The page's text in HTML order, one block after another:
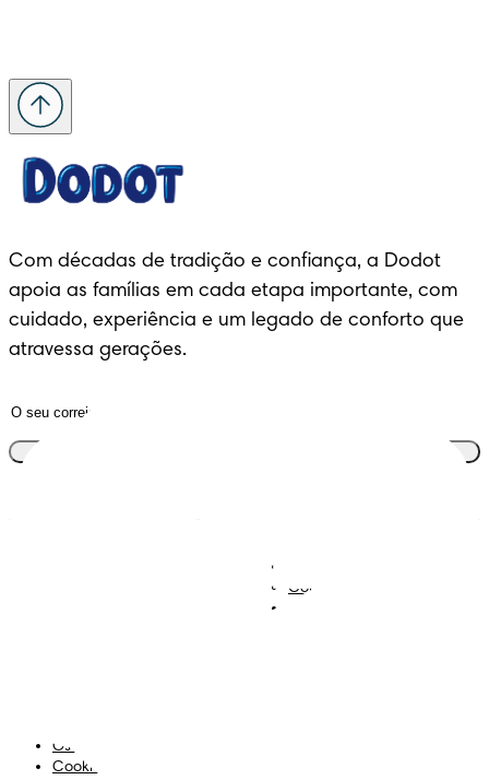
Com décadas de tradição e confiança, a Dodot
apoia as famílias em cada etapa importante, com
cuidado, experiência e um legado de conforto que
atravessa gerações.
Contacta-nos
Os Meus Dados
Cookies